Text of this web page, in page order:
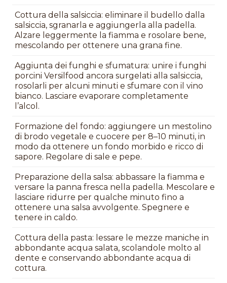
Cottura della salsiccia: eliminare il budello dalla
salsiccia, sgranarla e aggiungerla alla padella.
Alzare leggermente la fiamma e rosolare bene,
mescolando per ottenere una grana fine.
Aggiunta dei funghi e sfumatura: unire i funghi
porcini Versilfood ancora surgelati alla salsiccia,
rosolarli per alcuni minuti e sfumare con il vino
bianco. Lasciare evaporare completamente
l’alcol.
Formazione del fondo: aggiungere un mestolino
di brodo vegetale e cuocere per 8–10 minuti, in
modo da ottenere un fondo morbido e ricco di
sapore. Regolare di sale e pepe.
Preparazione della salsa: abbassare la fiamma e
versare la panna fresca nella padella. Mescolare e
lasciare ridurre per qualche minuto fino a
ottenere una salsa avvolgente. Spegnere e
tenere in caldo.
Cottura della pasta: lessare le mezze maniche in
abbondante acqua salata, scolandole molto al
dente e conservando abbondante acqua di
cottura.